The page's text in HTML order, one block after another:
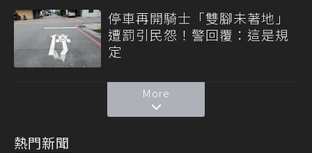
停車再開騎士「雙腳未著地」
遭罰引民怨！警回覆：這是規
定
More
熱門新聞